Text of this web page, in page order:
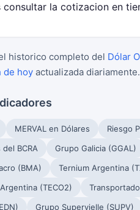
consultar la cotizacion en
historico completo del Dólar
de hoy actualizada diariamente.
MERVAL en Dólares Riesgo
del BCRA
Grupo Galicia (GGAL)
(BMA)
Ternium Argentina
(TECO2)
Grupo Supervielle (SUPV)